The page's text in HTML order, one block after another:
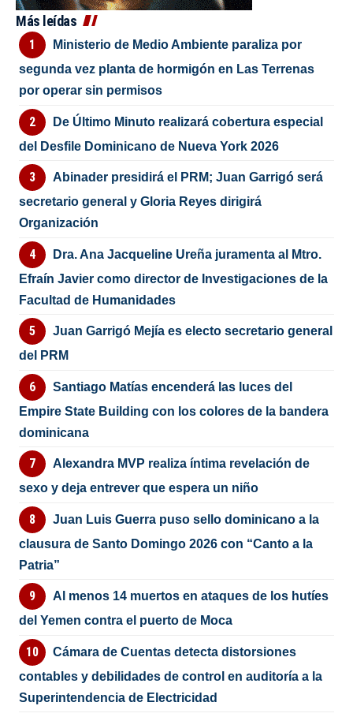
Más leídas
Ministerio de Medio Ambiente paraliza por
segunda vez planta de hormigón en Las Terrenas
por operar sin permisos
De Último Minuto realizará cobertura especial
del Desfile Dominicano de Nueva York 2026
Abinader presidirá el PRM; Juan Garrigó será
secretario general y Gloria Reyes dirigirá
Organización
Dra. Ana Jacqueline Ureña juramenta al Mtro.
Efraín Javier como director de Investigaciones de la
Facultad de Humanidades
Juan Garrigó Mejía es electo secretario general
del PRM
Santiago Matías encenderá las luces del
Empire State Building con los colores de la bandera
dominicana
Alexandra MVP realiza íntima revelación de
sexo y deja entrever que espera un niño
Juan Luis Guerra puso sello dominicano a la
clausura de Santo Domingo 2026 con “Canto a la
Patria”
Al menos 14 muertos en ataques de los hutíes
del Yemen contra el puerto de Moca
Cámara de Cuentas detecta distorsiones
contables y debilidades de control en auditoría a la
Superintendencia de Electricidad